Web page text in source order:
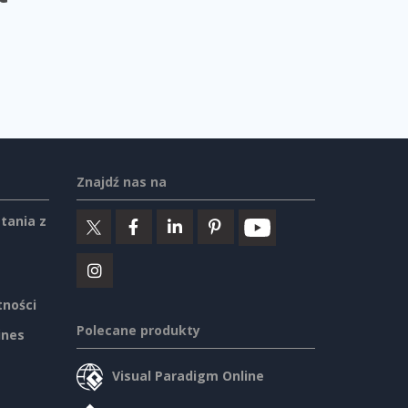
z
Znajdź nas na
Polecane produkty
Visual Paradigm Online